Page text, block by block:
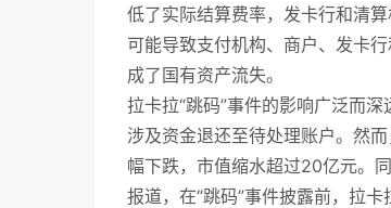
低了实际结算费率，发卡行和清
可能导致支付机构、商户、发卡
成了国有资产流失。
拉卡拉“跳码”事件的影响广泛而
涉及资金退还至待处理账户。然
幅下跌，市值缩水超过20亿元。
报道，在“跳码”事件披露前，拉